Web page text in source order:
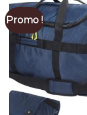
Promo !